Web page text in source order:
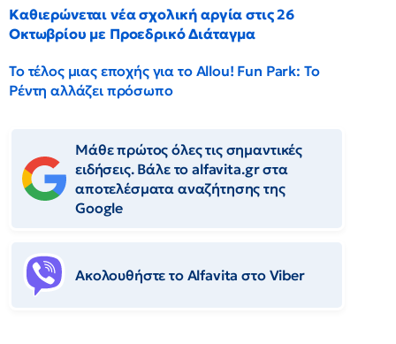
Καθιερώνεται νέα σχολική αργία στις 26
Οκτωβρίου με Προεδρικό Διάταγμα
Το τέλος μιας εποχής για το Allou! Fun Park: Το
Ρέντη αλλάζει πρόσωπο
Μάθε πρώτος όλες τις σημαντικές
ειδήσεις. Βάλε το alfavita.gr στα
αποτελέσματα αναζήτησης της
Google
Ακολουθήστε το Αlfavita στο Viber